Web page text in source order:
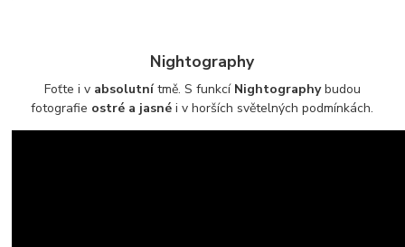
Nightography
Foťte i v absolutnítmě. S funkcí Nightographybudou
fotografie ostré a jasné i v horších světelných podmínkách.